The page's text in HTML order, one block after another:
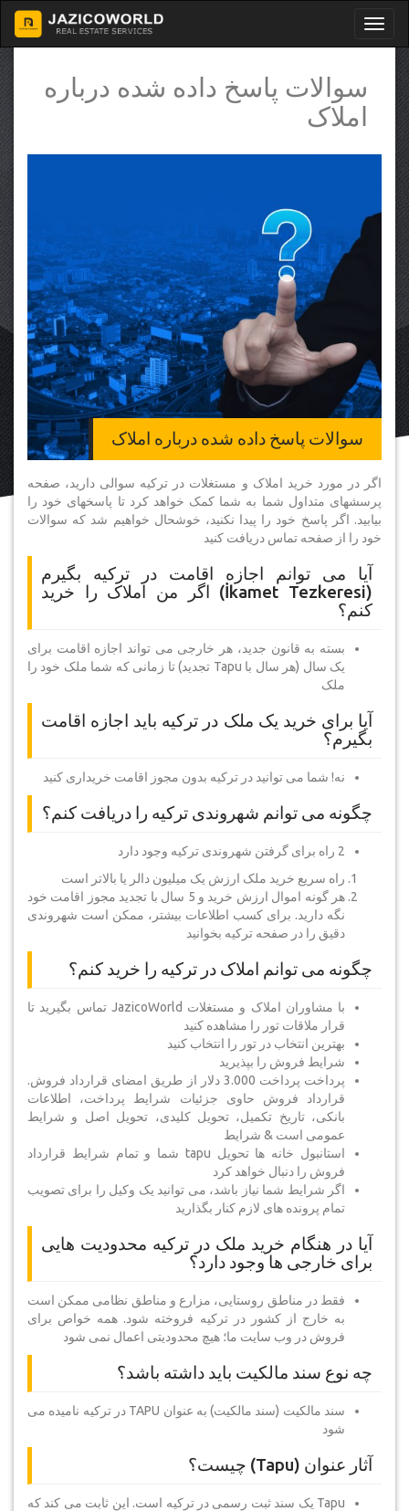
سوالات پاسخ داده شده درباره
املاک
سوالات پاسخ داده شده درباره املاک
اگر در مورد خرید املاک و مستغلات در ترکیه سوالی دارید، صفحه
پرسشهای متداول شما به شما کمک خواهد کرد تا پاسخهای خود را
بیابید. اگر پاسخ خود را پیدا نکنید، خوشحال خواهیم شد که سوالات
خود را از صفحه تماس دریافت کنید
آیا می توانم اجازه اقامت در ترکیه بگیرم
(İkamet Tezkeresi) اگر من املاک را خرید
کنم؟
بسته به قانون جدید، هر خارجی می تواند اجازه اقامت برای
یک سال (هر سال با Tapu تجدید) تا زمانی که شما ملک خود را
ملک
آیا برای خرید یک ملک در ترکیه باید اجازه اقامت
بگیرم؟
نه! شما می توانید در ترکیه بدون مجوز اقامت خریداری کنید
چگونه می توانم شهروندی ترکیه را دریافت کنم؟
2 راه برای گرفتن شهروندی ترکیه وجود دارد
راه سریع خرید ملک ارزش یک میلیون دالر یا بالاتر است
هر گونه اموال ارزش خرید و 5 سال با تجدید مجوز اقامت خود
نگه دارید. برای کسب اطلاعات بیشتر، ممکن است شهروندی
دقیق را در صفحه ترکیه بخوانید
چگونه می توانم املاک در ترکیه را خرید کنم؟
با مشاوران املاک و مستغلات JazicoWorld تماس بگیرید تا
قرار ملاقات تور را مشاهده کنید
بهترین انتخاب در تور را انتخاب کنید
شرایط فروش را بپذیرید
پرداخت پرداخت 3.000 دلار از طریق امضای قرارداد فروش.
قرارداد فروش حاوی جزئیات شرایط پرداخت، اطلاعات
بانکی، تاریخ تکمیل، تحویل کلیدی، تحویل اصل و شرایط
عمومی است & شرایط
استانبول خانه ها تحویل tapu شما و تمام شرایط قرارداد
فروش را دنبال خواهد کرد
اگر شرایط شما نیاز باشد، می توانید یک وکیل را برای تصویب
تمام پرونده های لازم کنار بگذارید
آیا در هنگام خرید ملک در ترکیه محدودیت هایی
برای خارجی ها وجود دارد؟
فقط در مناطق روستایی، مزارع و مناطق نظامی ممکن است
به خارج از کشور در ترکیه فروخته شود. همه خواص برای
فروش در وب سایت ما؛ هیچ محدودیتی اعمال نمی شود
چه نوع سند مالکیت باید داشته باشد؟
سند مالکیت (سند مالکیت) به عنوان TAPU در ترکیه نامیده می
شود
آثار عنوان (Tapu) چیست؟
Tapu یک سند ثبت رسمی در ترکیه است. این ثابت می کند که